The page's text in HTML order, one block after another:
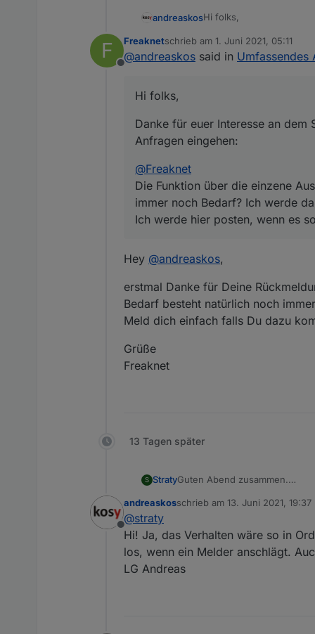
andreaskosHi folks,
Danke für euer
eingehen:
nur aus der Werbung,
1 = geschlossen
@wizard2010
It all seems right. Please
F
Offline
Freaknetschrieb am 1. Juni 2021, 05:11
zuletzt editiert von
@andreaskos said in Umfassendes
Hi folks,
Danke für euer Interesse an
Anfragen eingehen:
@Freaknet
Die Funktion über die einzene
immer noch Bedarf? Ich werde
Ich werde hier posten, wenn es
Hey @andreaskos,
erstmal Danke für Deine
Bedarf besteht natürlich noch
Meld dich einfach falls Du dazu
Grüße
Freaknet
13 Tagen später
S StratyGuten Abend zusammen.
Ich habe leider noch ein
beide auf FALSE zurück
den TRUE zustand und
nicht da sein sollte.
Das ganze läuft auf einem
Offline
andreaskosschrieb am 13. Juni 2021, 19:37
zuletzt editiert von
@straty
Hi! Ja, das Verhalten wäre so in
los, wenn ein Melder anschlägt.
LG Andreas